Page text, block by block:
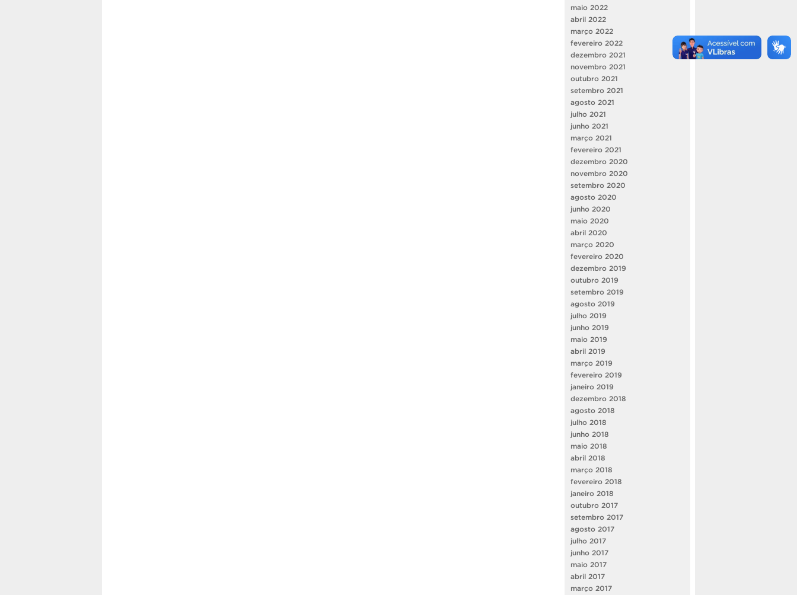
maio 2022
abril 2022
março 2022
fevereiro 2022
dezembro 2021
novembro 2021
outubro 2021
setembro 2021
agosto 2021
julho 2021
junho 2021
março 2021
fevereiro 2021
dezembro 2020
novembro 2020
setembro 2020
agosto 2020
junho 2020
maio 2020
abril 2020
março 2020
fevereiro 2020
dezembro 2019
outubro 2019
setembro 2019
agosto 2019
julho 2019
junho 2019
maio 2019
abril 2019
março 2019
fevereiro 2019
janeiro 2019
dezembro 2018
agosto 2018
julho 2018
junho 2018
maio 2018
abril 2018
março 2018
fevereiro 2018
janeiro 2018
outubro 2017
setembro 2017
agosto 2017
julho 2017
junho 2017
maio 2017
abril 2017
março 2017